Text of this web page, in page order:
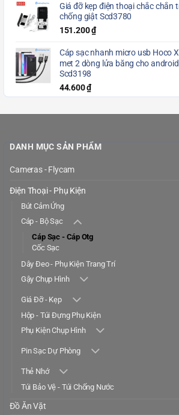
Giá đỡ kẹp điện thoại chắc chắn
chống giật Scd3780
151.200₫
Cáp sạc nhanh micro usb Hoco
met 2 dòng lửa băng cho
Scd3198
44.600₫
DANH MỤC SẢN PHẨM
Cameras - Flycam
Điện Thoại - Phụ Kiện
Bút Cảm Ứng
Cáp - Bộ Sạc
Cáp Sạc - Cáp Otg
Cốc Sạc
Dây Đeo - Phụ Kiện Trang Trí
Gậy Chụp Hình
Giá Đỡ - Kẹp
Hộp - Túi Đựng Phụ Kiện
Phụ Kiện Chụp Hình
Pin Sạc Dự Phòng
Thẻ Nhớ
Túi Bảo Vệ - Túi Chống Nước
Đồ Ăn Vặt